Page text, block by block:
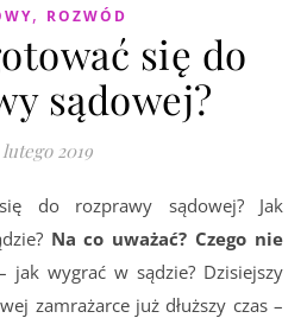
, ROZWÓD
się do
sądowej?
lutego 2019
do rozprawy sądowej? Jak
Na co uważać? Czego nie
jak wygrać w sądzie? Dzisiejszy
zamrażarce już dłuższy czas –